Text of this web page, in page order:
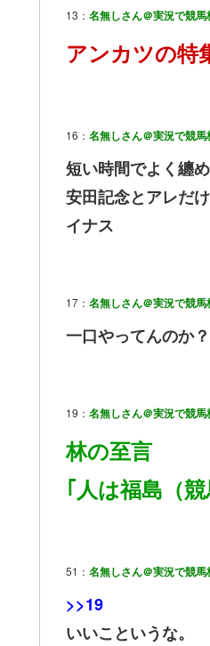
13： 名無しさん＠実況で競馬
アンカツの特
16： 名無しさん＠実況で競馬
短い時間でよく纏
安田記念とアレだ
イナス
17： 名無しさん＠実況で競馬
一口やってんのか
19： 名無しさん＠実況で競馬
林の至言
｢人は福島（
51： 名無しさん＠実況で競馬
>>19
いいこというな。